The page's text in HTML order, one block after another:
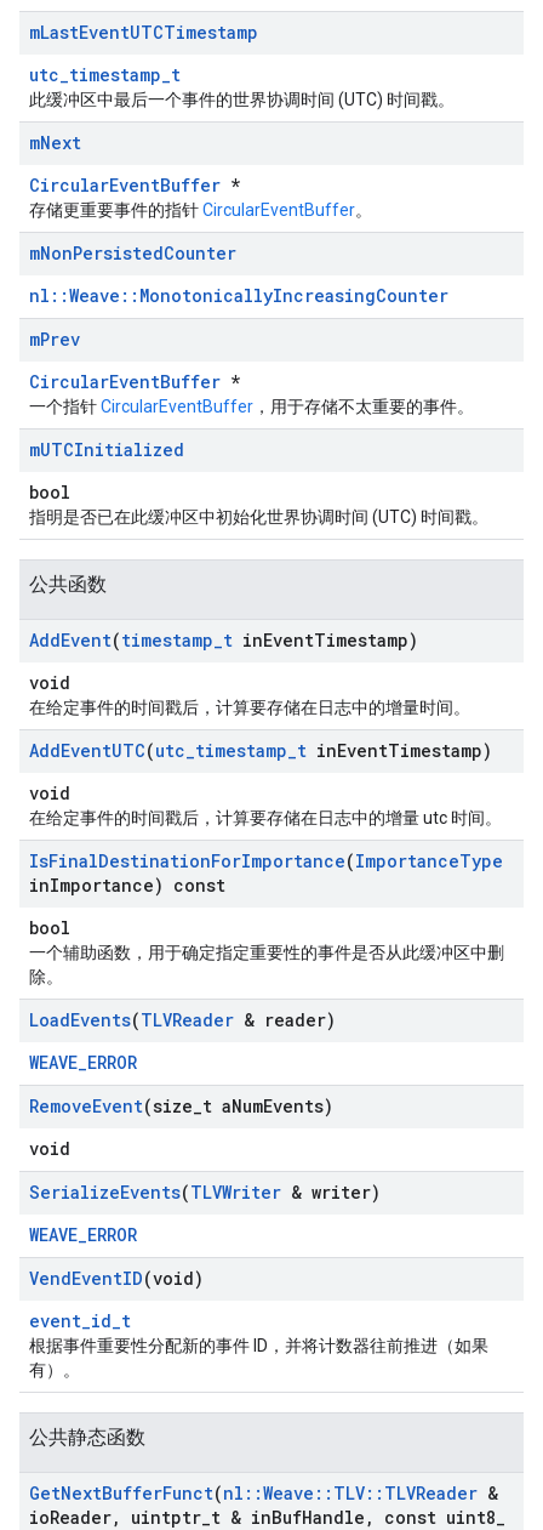
mLastEventUTCTimestamp
utc_timestamp_t
此缓冲区中最后一个事件的世界协调时间 (UTC) 时间戳。
mNext
CircularEventBuffer *
存储更重要事件的指针CircularEventBuffer。
mNonPersistedCounter
nl::Weave::MonotonicallyIncreasingCounter
mPrev
CircularEventBuffer *
一个指针CircularEventBuffer ，用于存储不太重要的事件。
mUTCInitialized
bool
指明是否已在此缓冲区中初始化世界协调时间 (UTC) 时间戳。
公共函数
AddEvent(timestamp_t inEventTimestamp)
void
在给定事件的时间戳后，计算要存储在日志中的增量时间。
AddEventUTC(utc_timestamp_t inEventTimestamp)
void
在给定事件的时间戳后，计算要存储在日志中的增量 utc 时间。
IsFinalDestinationForImportance(ImportanceType
inImportance) const
bool
一个辅助函数，用于确定指定重要性的事件是否从此缓冲区中删
除。
LoadEvents(TLVReader & reader)
WEAVE_ERROR
RemoveEvent(size t aNumEvents)
void
SerializeEvents(TLVWriter & writer)
WEAVE_ERROR
VendEventID(void)
event_id_t
根据事件重要性分配新的事件 ID，并将计数器往前推进（如果
有）。
公共静态函数
GetNextBufferFunct(nl ::Weave :: TLV:: TLVReader &
ioReader, uintptr t & inBufHandle , const uint8